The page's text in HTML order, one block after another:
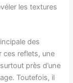
les textures
des
ces reflets, une
près d’une
Toutefois, il